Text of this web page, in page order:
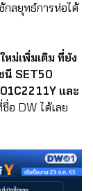
ลยุทธ์การห่อได้
หม่เพิ่มเติม ที่ยัง
นี SET50
และ
อ DW ได้เลย